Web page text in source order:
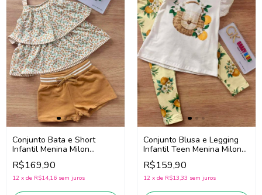
Conjunto Bata e Short
Infantil Menina Milon
2001743 (Bege)
R$169,90
12 x de R$14,16 sem juros
Conjunto Blusa e Legging
Infantil Teen Menina Milon
2001767 (Off
White/Amarelo)
R$159,90
12 x de R$13,33 sem juros